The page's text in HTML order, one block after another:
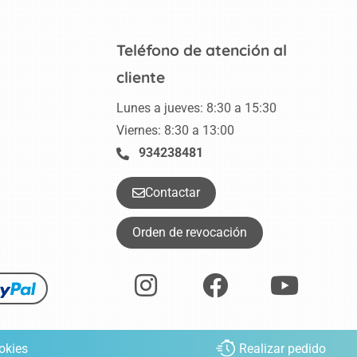
Teléfono de atención al
cliente
Lunes a jueves: 8:30 a 15:30
Viernes: 8:30 a 13:00
934238481
Contactar
Orden de revocación
Realizar pedido